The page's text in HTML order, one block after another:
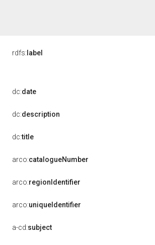
rdfs: label
dc:date
dc:description
dc:title
arco:catalogueNumber
arco:regionIdentifier
arco:uniqueIdentifier
a-cd:subject